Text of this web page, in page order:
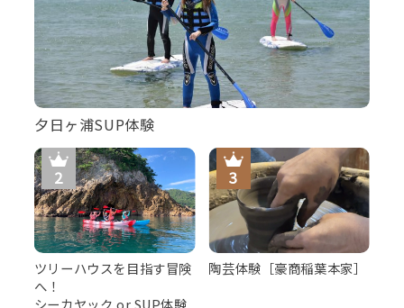
夕日ヶ浦SUP体験
ツリーハウスを目指す冒険
へ！
シーカヤック or SUP体験
陶芸体験［豪商稲葉本家］